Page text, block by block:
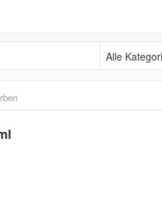
Alle Kategorien